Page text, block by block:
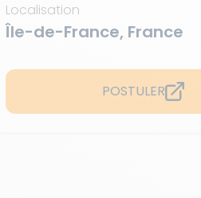
Localisation
Île-de-France, France
POSTULER